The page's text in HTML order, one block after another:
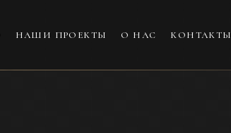
НАШИ ПРОЕКТЫ О НАС КОНТАКТЫ